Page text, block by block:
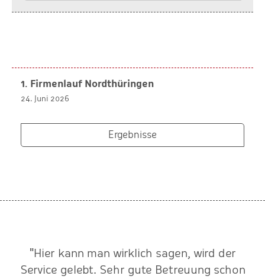
1. Firmenlauf Nordthüringen
24. Juni 2026
Ergebnisse
"Hier kann man wirklich sagen, wird der
Service gelebt. Sehr gute Betreuung schon